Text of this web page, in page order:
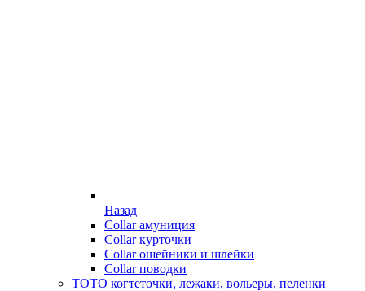
Назад
Collar амуниция
Collar курточки
Collar ошейники и шлейки
Collar поводки
ТОТО когтеточки, лежаки, вольеры, пеленки